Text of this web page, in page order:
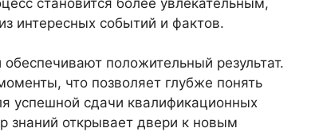
интересных событий и фактов.
положительный результат.
что позволяет глубже понять
успешной сдачи квалификационных
знаний открывает двери к новым